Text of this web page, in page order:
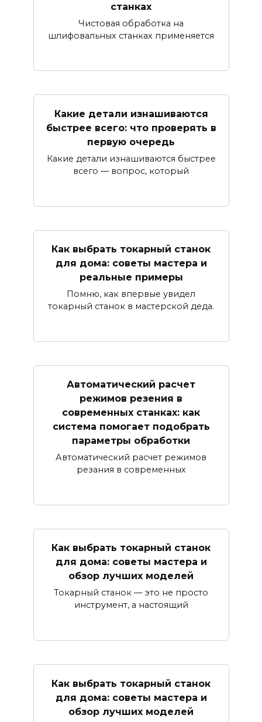
станках
Чистовая обработка на
шлифовальных станках применяется
Какие детали изнашиваются
быстрее всего: что проверять в
первую очередь
Какие детали изнашиваются быстрее
всего — вопрос, который
Как выбрать токарный станок
для дома: советы мастера и
реальные примеры
Помню, как впервые увидел
токарный станок в мастерской деда.
Автоматический расчет
режимов резения в
современных станках: как
система помогает подобрать
параметры обработки
Автоматический расчет режимов
резания в современных
Как выбрать токарный станок
для дома: советы мастера и
обзор лучших моделей
Токарный станок — это не просто
инструмент, а настоящий
Как выбрать токарный станок
для дома: советы мастера и
обзор лучших моделей